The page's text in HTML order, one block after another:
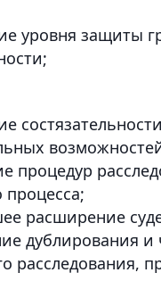
уровня защиты
процедур
процесса;
расширение
дублирования
расследования,